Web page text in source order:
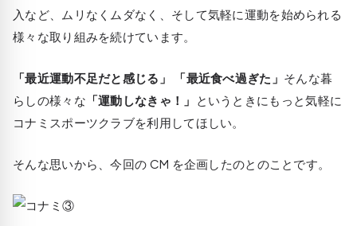
入など、ムリなくムダなく、そして気軽に運動を始められる
様々な取り組みを続けています。
「最近運動不足だと感じる」 「最近食べ過ぎた」 そんな暮
らしの様々な 「運動しなきゃ！」
というときにもっと気軽に
コナミスポーツクラブを利用してほしい。
そんな思いから、今回の CM を企画したのとのことです。